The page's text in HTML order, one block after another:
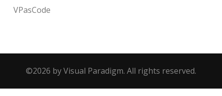
VPasCode
©2026 by Visual Paradigm. All rights reserved.